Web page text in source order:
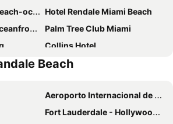
By Ihg
Hotel Rendale Miami Beach
Hotel
Palm Tree Club Miami
Collins Hotel
Collection
Seaside All Suites Hotel
Wyndham
Broadmore Miami Beach
The Palms Hotel & Spa
Beach
Aeroporto Internacional de Miami
Fort Lauderdale - Hollywood International Airport